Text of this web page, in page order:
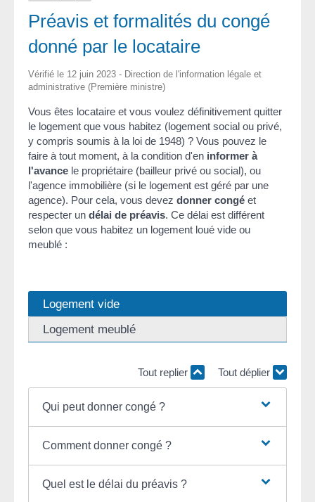
Préavis et formalités du congé
donné par le locataire
Vérifié le 12 juin 2023 - Direction de l'information légale et
administrative (Première ministre)
Vous êtes locataire et vous voulez définitivement quitter
le logement que vous habitez (logement social ou privé,
y compris soumis à la loi de 1948) ? Vous pouvez le
faire à tout moment, à la condition d'en informer à
l'avance le propriétaire (bailleur privé ou social), ou
l'agence immobilière (si le logement est géré par une
agence). Pour cela, vous devez donner congé et
respecter un délai de préavis. Ce délai est différent
selon que vous habitez un logement loué vide ou
meublé :
Logement vide
Logement meublé
Tout replier Tout déplier
Qui peut donner congé ?
Comment donner congé ?
Quel est le délai du préavis ?